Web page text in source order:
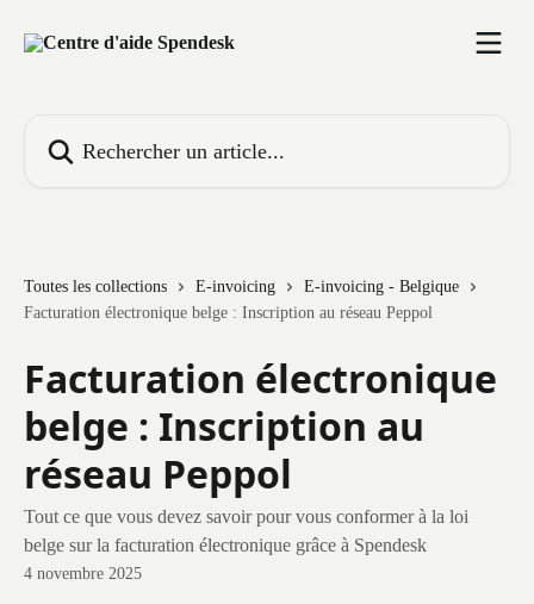
Toutes les collections E-invoicing
E-invoicing - Belgique
Facturation électronique belge : Inscription au réseau Peppol
Facturation électronique
belge : Inscription au
réseau Peppol
Tout ce que vous devez savoir pour vous conformer à la loi
belge sur la facturation électronique grâce à Spendesk
4 novembre 2025